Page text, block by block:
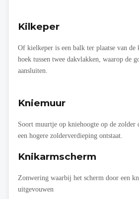
Kilkeper
Of kielkeper is een balk ter plaatse van de
hoek tussen twee dakvlakken, waarop de
aansluiten.
Kniemuur
Soort muurtje op kniehoogte op de zolder
een hogere zolderverdieping ontstaat.
Knikarmscherm
Zonwering waarbij het scherm door een
uitgevouwen